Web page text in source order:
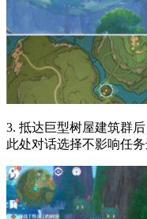
3. 抵达巨型树屋建筑群
此处对话选择不影响任